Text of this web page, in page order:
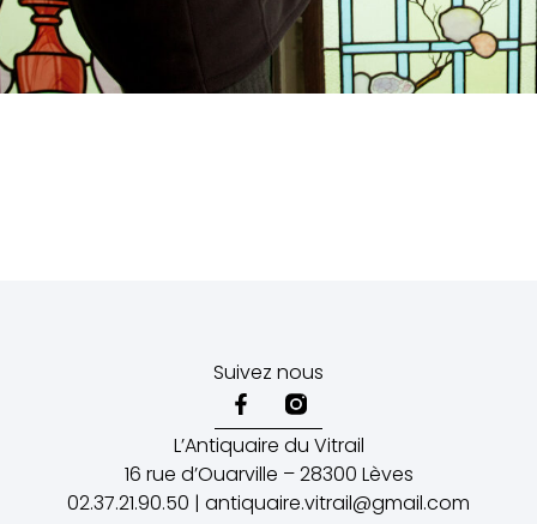
Suivez nous
L’Antiquaire du Vitrail
16 rue d’Ouarville – 28300 Lèves
02.37.21.90.50 | antiquaire.vitrail@gmail.com